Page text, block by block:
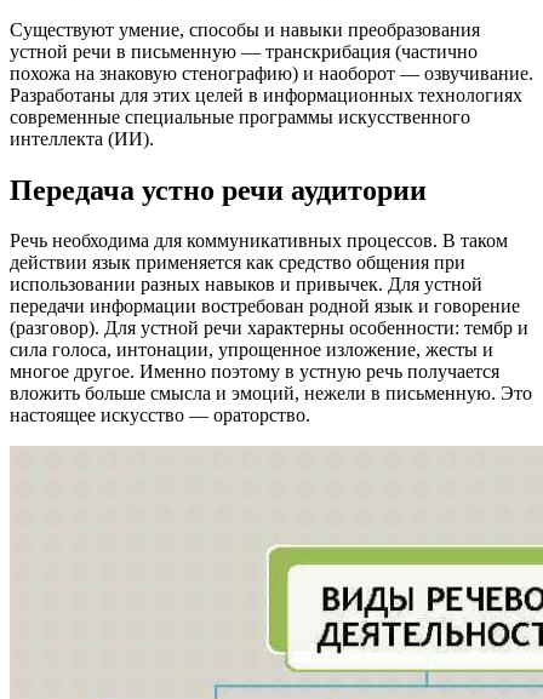
Существуют умение, способы и навыки преобразования
устной речи в письменную — транскрибация (частично
похожа на знаковую стенографию) и наоборот — озвучивание.
Разработаны для этих целей в информационных технологиях
современные специальные программы искусственного
интеллекта (ИИ).
Передача устно речи аудитории
Речь необходима для коммуникативных процессов. В таком
действии язык применяется как средство общения при
использовании разных навыков и привычек. Для устной
передачи информации востребован родной язык и говорение
(разговор). Для устной речи характерны особенности: тембр и
сила голоса, интонации, упрощенное изложение, жесты и
многое другое. Именно поэтому в устную речь получается
вложить больше смысла и эмоций, нежели в письменную. Это
настоящее искусство — ораторство.